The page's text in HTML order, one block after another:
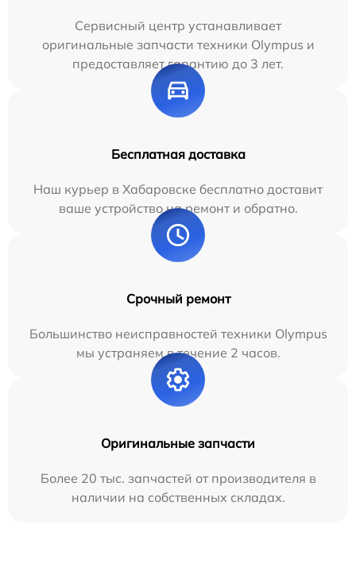
Сервисный центр устанавливает
оригинальные запчасти техники Olympus и
предоставляет гарантию до 3 лет.
Бесплатная доставка
Наш курьер в Хабаровске бесплатно доставит
ваше устройство на ремонт и обратно.
Срочный ремонт
Большинство неисправностей техники Olympus
мы устраняем в течение 2 часов.
Оригинальные запчасти
Более 20 тыс. запчастей от производителя в
наличии на собственных складах.